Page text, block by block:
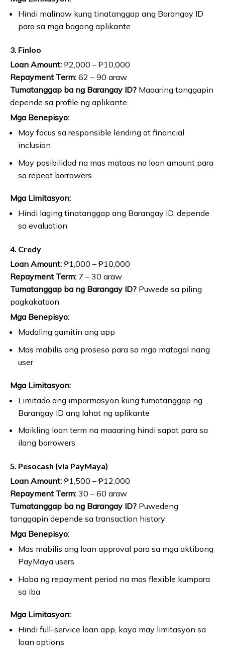
Hindi malinaw kung tinatanggap ang Barangay ID
para sa mga bagong aplikante
3. Finloo
Loan Amount: ₱2,000 – ₱10,000
Repayment Term: 62 – 90 araw
Tumatanggap ba ng Barangay ID? Maaaring tanggapin
depende sa profile ng aplikante
Mga Benepisyo:
May focus sa responsible lending at financial
inclusion
May posibilidad na mas mataas na loan amount para
sa repeat borrowers
Mga Limitasyon:
Hindi laging tinatanggap ang Barangay ID, depende
sa evaluation
4. Credy
Loan Amount: ₱1,000 – ₱10,000
Repayment Term: 7 – 30 araw
Tumatanggap ba ng Barangay ID? Puwede sa piling
pagkakataon
Mga Benepisyo:
Madaling gamitin ang app
Mas mabilis ang proseso para sa mga matagal nang
user
Mga Limitasyon:
Limitado ang impormasyon kung tumatanggap ng
Barangay ID ang lahat ng aplikante
Maikling loan term na maaaring hindi sapat para sa
ilang borrowers
5. Pesocash (via PayMaya)
Loan Amount: ₱1,500 – ₱12,000
Repayment Term: 30 – 60 araw
Tumatanggap ba ng Barangay ID? Puwedeng
tanggapin depende sa transaction history
Mga Benepisyo:
Mas mabilis ang loan approval para sa mga aktibong
PayMaya users
Haba ng repayment period na mas flexible kumpara
sa iba
Mga Limitasyon:
Hindi full-service loan app, kaya may limitasyon sa
loan options